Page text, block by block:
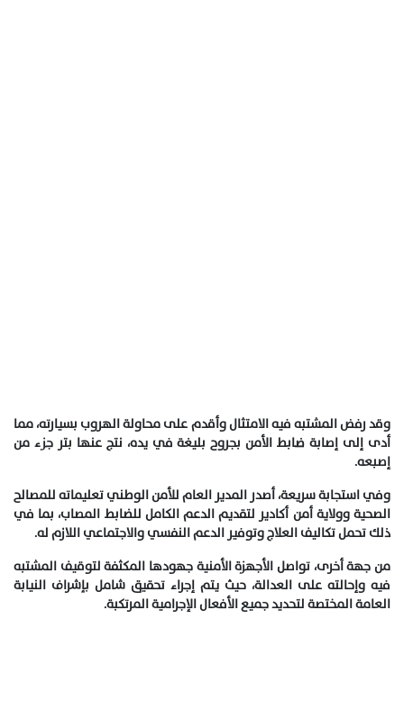
وقد رفض المشتبه فيه الامتثال وأقدم على محاولة الهروب بسيارته، مما
أدى إلى إصابة ضابط الأمن بجروح بليغة في يده، نتج عنها بتر جزء من
إصبعه.
وفي استجابة سريعة، أصدر المدير العام للأمن الوطني تعليماته للمصالح
الصحية وولاية أمن أكادير لتقديم الدعم الكامل للضابط المصاب، بما في
ذلك تحمل تكاليف العلاج وتوفير الدعم النفسي والاجتماعي اللازم له.
من جهة أخرى، تواصل الأجهزة الأمنية جهودها المكثفة لتوقيف المشتبه
فيه وإحالته على العدالة، حيث يتم إجراء تحقيق شامل بإشراف النيابة
العامة المختصة لتحديد جميع الأفعال الإجرامية المرتكبة.